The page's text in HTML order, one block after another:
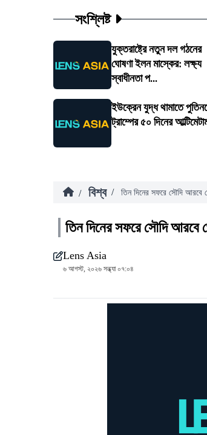
সংশ্লিষ্ট
যুক্তরাষ্ট্রে নতুন দল গঠনের
ঘোষণা ইলন মাস্কের: লক্ষ্য
স্বাধীনতা প...
ইউক্রেন যুদ্ধ থামাতে
ট্রাম্পের ৫০ দিনের
/ বিশ্ব / তিন দিনের সফরে সৌদি আরবে
তিন দিনের সফরে সৌদি আরবে
Lens Asia
৬ আগস্ট, ২০২৬ সন্ধ্যা ০৭:০৪